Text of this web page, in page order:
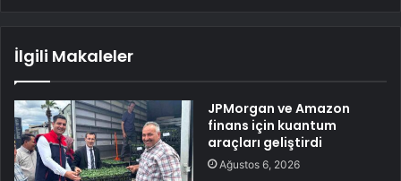
İlgili Makaleler
JPMorgan ve Amazon
finans için kuantum
araçları geliştirdi
Ağustos 6, 2026